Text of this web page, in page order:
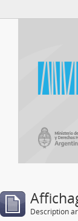
Description